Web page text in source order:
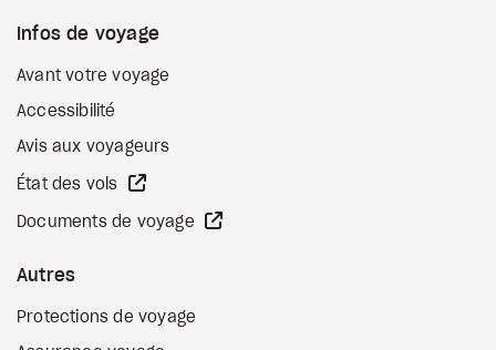
Infos de voyage
Avant votre voyage
Accessibilité
Avis aux voyageurs
État des vols
Documents de voyage
Autres
Protections de voyage